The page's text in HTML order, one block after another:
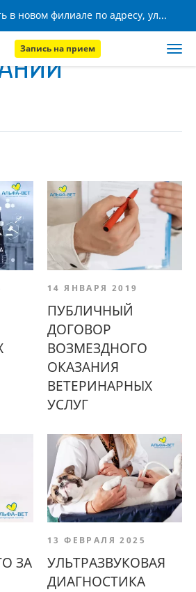
Будем рады вас видеть в новом филиале по адресу, ул. Кижеватова, 8!
Запись на прием
14 ЯНВАРЯ 2019
ПУБЛИЧНЫЙ
ДОГОВОР
ВОЗМЕЗДНОГО
ОКАЗАНИЯ
ВЕТЕРИНАРНЫХ
УСЛУГ
ЗА
13 ФЕВРАЛЯ 2025
УЛЬТРАЗВУКОВАЯ
ДИАГНОСТИКА